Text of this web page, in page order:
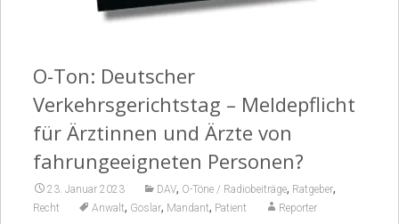
O-Ton: Deutscher
Verkehrsgerichtstag – Meldepflicht
für Ärztinnen und Ärzte von
fahrungeeigneten Personen?
23. Januar 2023 DAV, O-Töne / Radiobeiträge, Ratgeber,
Recht Anwalt, Goslar, Mandant, Patient Reporter